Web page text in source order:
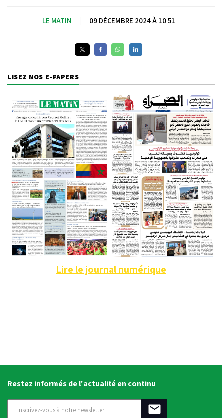
LE MATIN 09 DÉCEMBRE 2024 À 10:51
LISEZ NOS E-PAPERS
Lire le journal numérique
Restez informés de l'actualité en continu